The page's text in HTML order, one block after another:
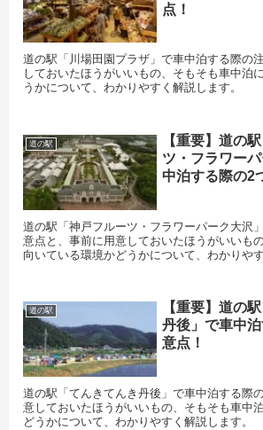
点！
道の駅「川場田園プラザ」で車中泊する際の
しておいたほうがいいもの、そもそも車中泊
うかについて、わかりやすく解説します。
道の駅
【重要】道の
ツ・フラワー
中泊する際の2
道の駅「神戸フルーツ・フラワーパーク大沢
意点と、事前に用意しておいたほうがいいも
向いている環境かどうかについて、わかりや
道の駅
【重要】道の
丹後」で車中
意点！
道の駅「てんきてんき丹後」で車中泊する際
意しておいたほうがいいもの、そもそも車中
どうかについて、わかりやすく解説します。